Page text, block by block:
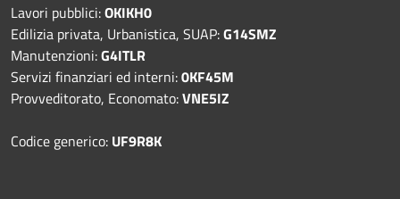
Lavori pubblici:OKIKH0
Edilizia privata, Urbanistica, SUAP:G14SMZ
Manutenzioni:G4ITLR
Servizi finanziari ed interni:0KF45M
Provveditorato, Economato:VNE5IZ
Codice generico: UF9R8K